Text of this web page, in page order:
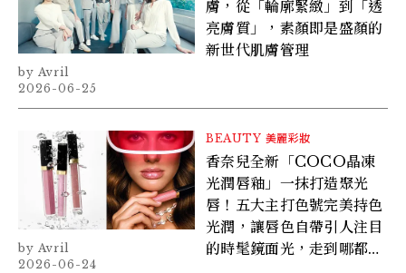
膚，從「輪廓緊緻」到「透
亮膚質」，素顏即是盛顏的
新世代肌膚管理
Avril
2026-06-25
BEAUTY 美麗彩妝
香奈兒全新「COCO晶凍
光潤唇釉」一抹打造聚光
唇！五大主打色號完美持色
光潤，讓唇色自帶引人注目
的時髦鏡面光，走到哪都持
Avril
2026-06-24